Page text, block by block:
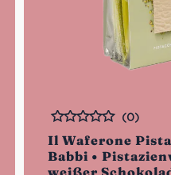
Il Waferone
Babbi •
weißer
Bewertet
(0)